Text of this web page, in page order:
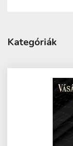
Kategóriák